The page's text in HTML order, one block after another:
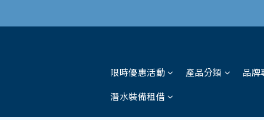
限時優惠活動 產品分類
品牌
潛水裝備租借